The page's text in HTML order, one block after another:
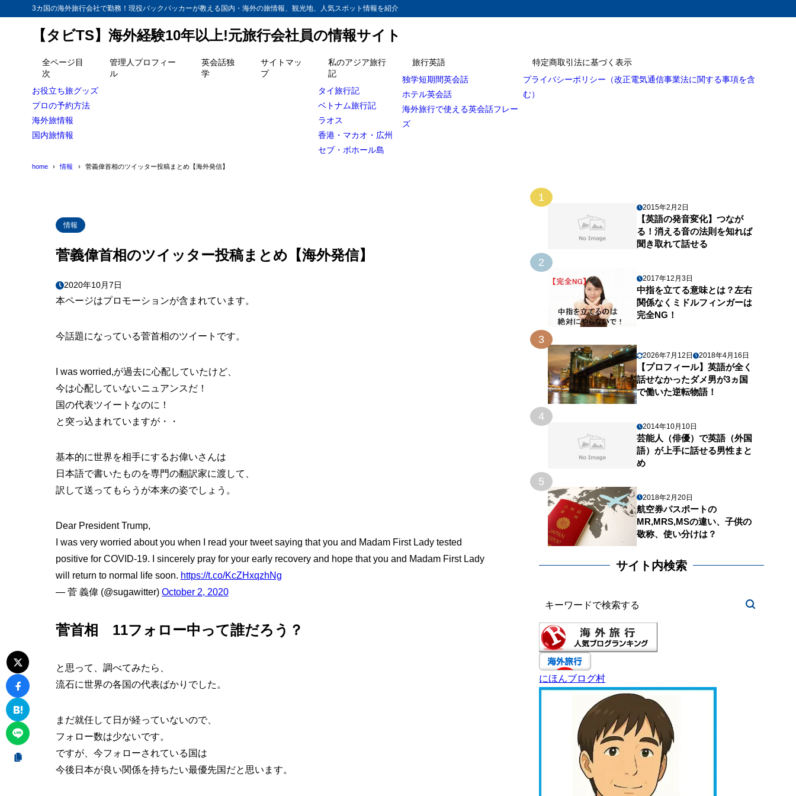
3カ国の海外旅行会社で勤務！現役バックパッカーが教える国内・海外の旅情報、観光地、人気スポット情報を紹介
【タビTS】海外経験10年以上!元旅行会社員の情報サイト
全ページ目
次
お役立ち旅グッズ
プロの予約方法
海外旅情報
国内旅情報
管理人プロフィー
ル
英会話独
学
サイトマッ
プ
私のアジア旅行
記
タイ旅行記
ベトナム旅行記
ラオス
香港・マカオ・広州
セブ・ボホール島
旅行英語
独学短期間英会話
ホテル英会話
海外旅行で使える英会話フレー
ズ
特定商取引法に基づく表示
プライバシーポリシー（改正電気通信事業法に関する事項を含
む）
home 情報 菅義偉首相のツイッター投稿まとめ【海外発信】
情報
菅義偉首相のツイッター投稿まとめ【海外発信】
2020年10月7日
本ページはプロモーションが含まれています。
今話題になっている菅首相のツイートです。
I was worried,が過去に心配していたけど、
今は心配していないニュアンスだ！
国の代表ツイートなのに！
と突っ込まれていますが・・
基本的に世界を相手にするお偉いさんは
日本語で書いたものを専門の翻訳家に渡して、
訳して送ってもらうが本来の姿でしょう。
Dear President Trump,
I was very worried about you when I read your tweet saying that you and Madam First Lady tested
positive for COVID-19. I sincerely pray for your early recovery and hope that you and Madam First Lady
will return to normal life soon. https://t.co/KcZHxqzhNg
— 菅 義偉 (@sugawitter) October 2, 2020
菅首相 11フォロー中って誰だろう？
と思って、調べてみたら、
流石に世界の各国の代表ばかりでした。
まだ就任して日が経っていないので、
フォロー数は少ないです。
ですが、今フォローされている国は
今後日本が良い関係を持ちたい最優先国だと思います。
1
2015年2月2日
【英語の発音変化】つなが
る！消える音の法則を知れば
聞き取れて話せる
2
2017年12月3日
中指を立てる意味とは？左右
関係なくミドルフィンガーは
完全NG！
3
2026年7月12日 2018年4月16日
【プロフィール】英語が全く
話せなかったダメ男が3ヵ国
で働いた逆転物語！
4
2014年10月10日
芸能人（俳優）で英語（外国
語）が上手に話せる男性まと
め
5
2018年2月20日
航空券パスポートの
MR,MRS,MSの違い、子供の
敬称、使い分けは？
サイト内検索
にほんブログ村